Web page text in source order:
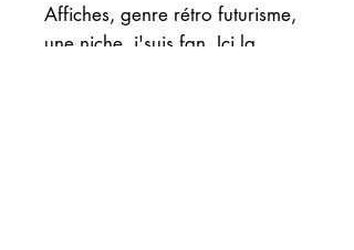
Affiches, genre rétro futurisme,
une niche, j'suis fan. Ici la